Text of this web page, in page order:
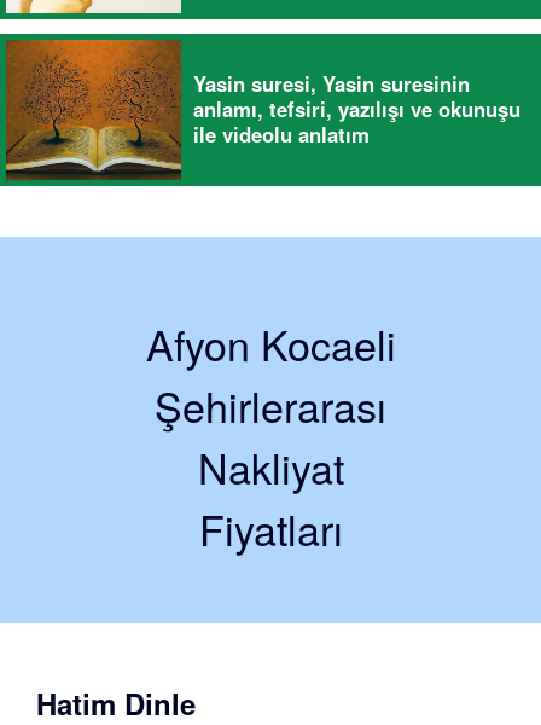
Yasin suresi, Yasin suresinin
anlamı, tefsiri, yazılışı ve okunuşu
ile videolu anlatım
Afyon Kocaeli
Şehirlerarası
Nakliyat
Fiyatları
Hatim Dinle